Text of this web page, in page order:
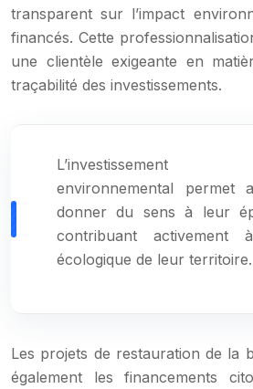
transparent sur l’impact
financés. Cette
une clientèle exigeante en
traçabilité des investissements.
L’investissement
environnemental permet
donner du sens à leur
contribuant activement
écologique de leur territoire.
Les projets de restauration de la
également les financements